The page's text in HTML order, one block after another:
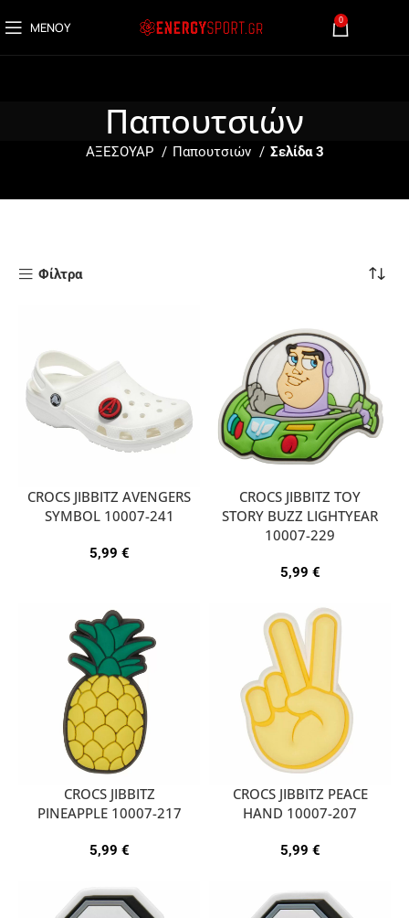
ΜΕΝΟΎ 0
Παπουτσιών
ΑΞΕΣΟΥΑΡ Παπουτσιών Σελίδα 3
Φίλτρα
CROCS JIBBITZ AVENGERS
SYMBOL 10007-241
5,99 €
CROCS JIBBITZ TOY
STORY BUZZ LIGHTYEAR
10007-229
5,99 €
CROCS JIBBITZ
PINEAPPLE 10007-217
5,99 €
CROCS JIBBITZ PEACE
HAND 10007-207
5,99 €